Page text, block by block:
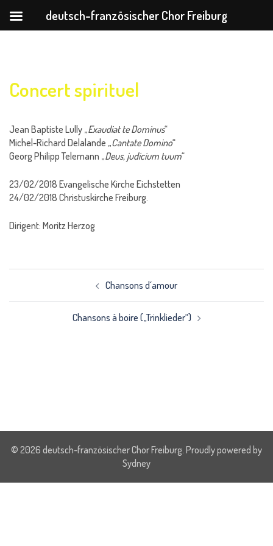
Concert spirituel
Jean Baptiste Lully „Exaudiat te Dominus“
Michel-Richard Delalande „Cantate Domino“
Georg Philipp Telemann „Deus, judicium tuum“
23/02/2018 Evangelische Kirche Eichstetten
24/02/2018 Christuskirche Freiburg.
Dirigent: Moritz Herzog
Beitrags-
Chansons d´amour
Chansons à boire („Trinklieder“)
© 2026 deutsch-französischer Chor Freiburg. Proudly powered by
Sydney
deutsch-französischer Chor Freiburg